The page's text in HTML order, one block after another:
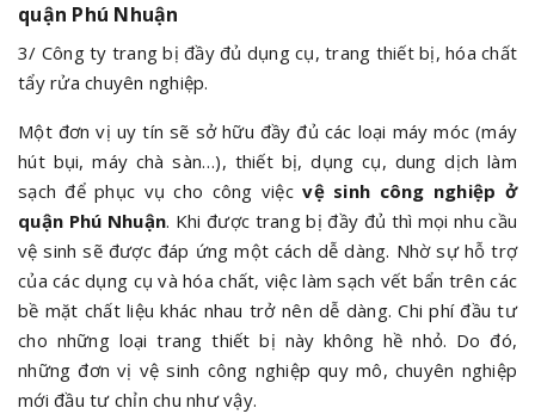
quận Phú Nhuận
3/ Công ty trang bị đầy đủ dụng cụ, trang thiết bị, hóa chất
tẩy rửa chuyên nghiệp.
Một đơn vị uy tín sẽ sở hữu đầy đủ các loại máy móc (máy
hút bụi, máy chà sàn…), thiết bị, dụng cụ, dung dịch làm
sạch để phục vụ cho công việcvệ sinh công nghiệp ở
quận Phú Nhuận. Khi được trang bị đầy đủ thì mọi nhu cầu
vệ sinh sẽ được đáp ứng một cách dễ dàng. Nhờ sự hỗ trợ
của các dụng cụ và hóa chất, việc làm sạch vết bẩn trên các
bề mặt chất liệu khác nhau trở nên dễ dàng. Chi phí đầu tư
cho những loại trang thiết bị này không hề nhỏ. Do đó,
những đơn vị vệ sinh công nghiệp quy mô, chuyên nghiệp
mới đầu tư chỉn chu như vậy.